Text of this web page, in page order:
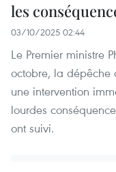
les
03/10/2025 02:44
Le Premier ministre
octobre, la dépêche
une intervention
lourdes
ont suivi.